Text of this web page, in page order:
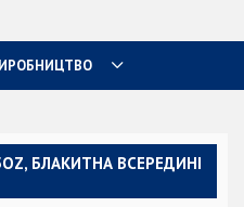
БЛАКИТНА ВСЕРЕДИНІ